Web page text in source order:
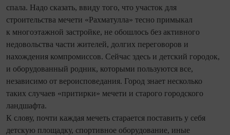
спала. Надо сказать, ввиду того, что участок для
строительства мечети «Рахматулла» тесно примыкал
к многоэтажной застройке, не обошлось без активного
недовольства части жителей, долгих переговоров и
нахождения компромиссов. Сейчас здесь и детский городок,
и оборудованный родник, которыми пользуются все,
независимо от вероисповедания. Город знает несколько
таких случаев «притирки» мечети и старого городского
ландшафта.
К слову, почти каждая мечеть старается поставить у себя
детскую площадку, спортивное оборудование, иные